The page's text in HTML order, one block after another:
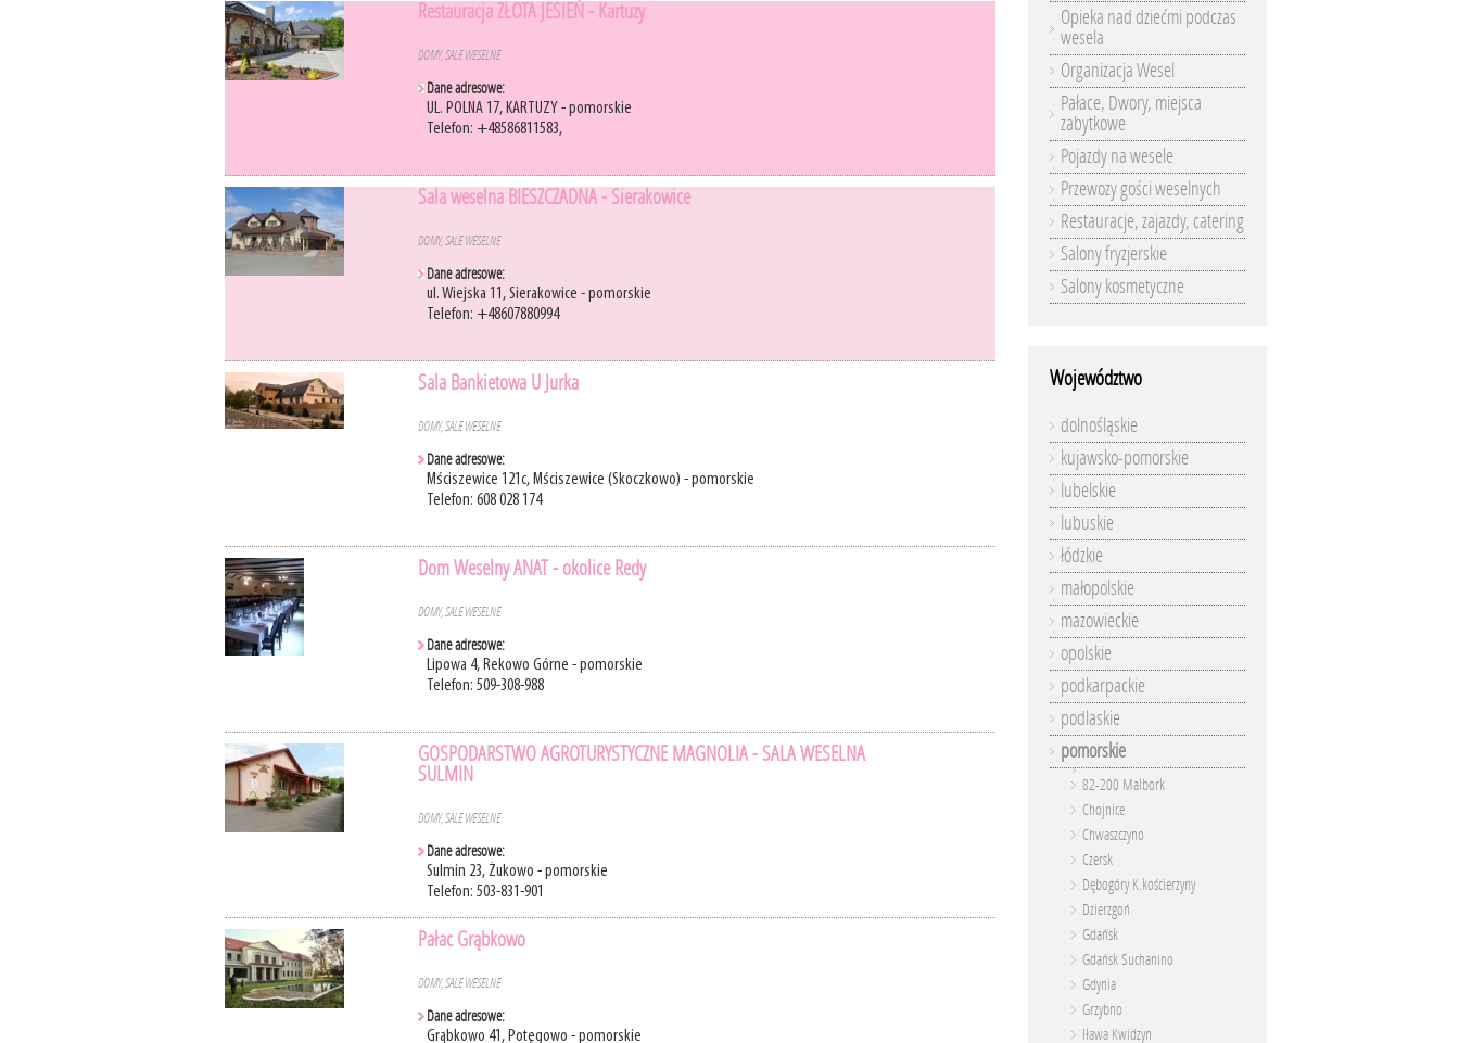
Restauracja ZŁOTA JESIEŃ - Kartuzy
DOMY, SALE WESELNE
Dane adresowe:
UL. POLNA 17, KARTUZY - pomorskie
Telefon: +48586811583,
Sala weselna BIESZCZADNA - Sierakowice
DOMY, SALE WESELNE
Dane adresowe:
ul. Wiejska 11, Sierakowice - pomorskie
Telefon: +48607880994
Sala Bankietowa U Jurka
DOMY, SALE WESELNE
Dane adresowe:
Mściszewice 121c, Mściszewice (Skoczkowo) - pomorskie
Telefon: 608 028 174
Dom Weselny ANAT - okolice Redy
DOMY, SALE WESELNE
Dane adresowe:
Lipowa 4, Rekowo Górne - pomorskie
Telefon: 509-308-988
GOSPODARSTWO AGROTURYSTYCZNE MAGNOLIA - SALA WESELNA
SULMIN
DOMY, SALE WESELNE
Dane adresowe:
Sulmin 23, Żukowo - pomorskie
Telefon: 503-831-901
Pałac Grąbkowo
DOMY, SALE WESELNE
Dane adresowe:
Grąbkowo 41, Potęgowo - pomorskie
Opieka nad dziećmi podczas
wesela
Organizacja Wesel
Pałace, Dwory, miejsca
zabytkowe
Pojazdy na wesele
Przewozy gości weselnych
Restauracje, zajazdy, catering
Salony fryzjerskie
Salony kosmetyczne
Województwo
dolnośląskie
kujawsko-pomorskie
lubelskie
lubuskie
łódzkie
małopolskie
mazowieckie
opolskie
podkarpackie
podlaskie
pomorskie
82-200 Malbork
Chojnice
Chwaszczyno
Czersk
Dębogóry K.kościerzyny
Dzierzgoń
Gdańsk
Gdańsk Suchanino
Gdynia
Grzybno
Iława Kwidzyn